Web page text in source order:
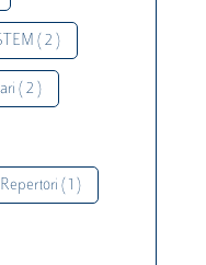
( 2 )
( 2 )
Repertori ( 1 )